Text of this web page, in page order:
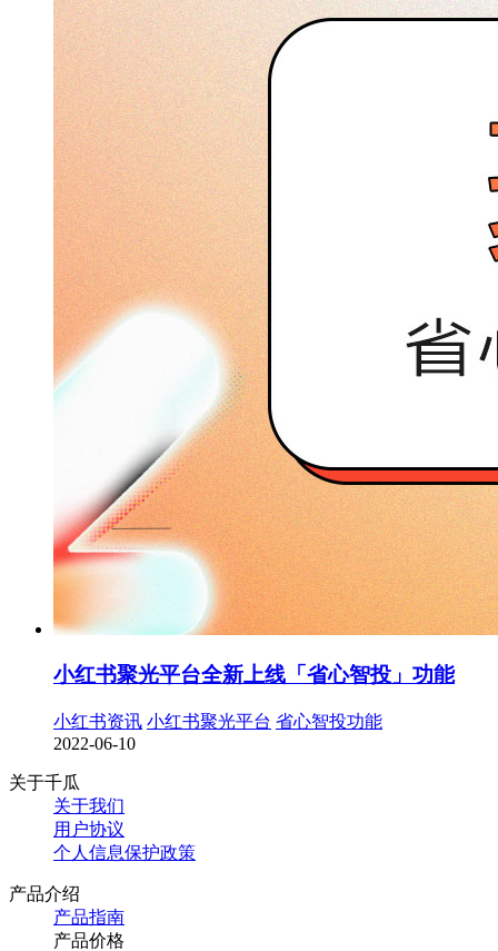
小红书聚光平台全新上线「省心智投」功能
小红书资讯 小红书聚光平台 省心智投功能
2022-06-10
关于千瓜
关于我们
用户协议
个人信息保护政策
产品介绍
产品指南
产品价格